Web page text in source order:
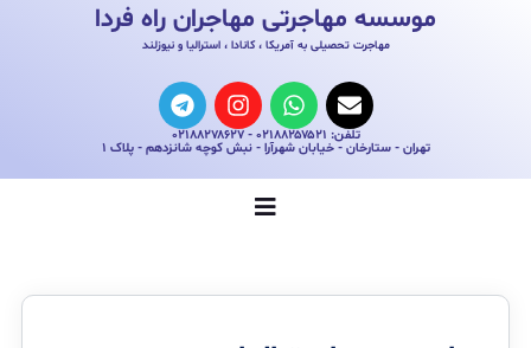
موسسه مهاجرتی مهاجران راه فردا
مهاجرت تحصیلی به آمریکا ، کانادا ، استرالیا و نیوزلند
تلفن: ۰۲۱۸۸۲۵۷۵۲۱ - ۰۲۱۸۸۲۷۸۶۲۷
تهران - ستارخان - خیابان شهرآرا - نبش کوچه شانزدهم - پلاک ۱